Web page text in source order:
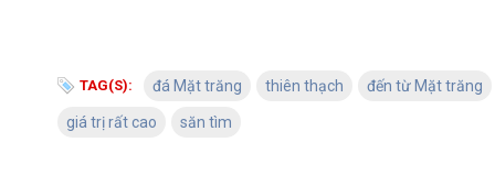
TAG(S): đá Mặt trăng thiên thạch đến từ Mặt trăng
giá trị rất cao săn tìm